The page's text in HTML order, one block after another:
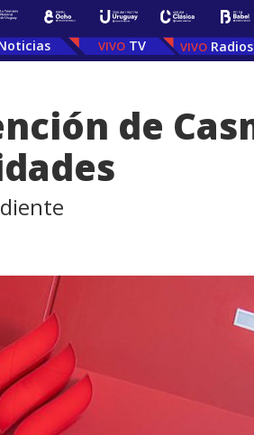
TV Radios
de